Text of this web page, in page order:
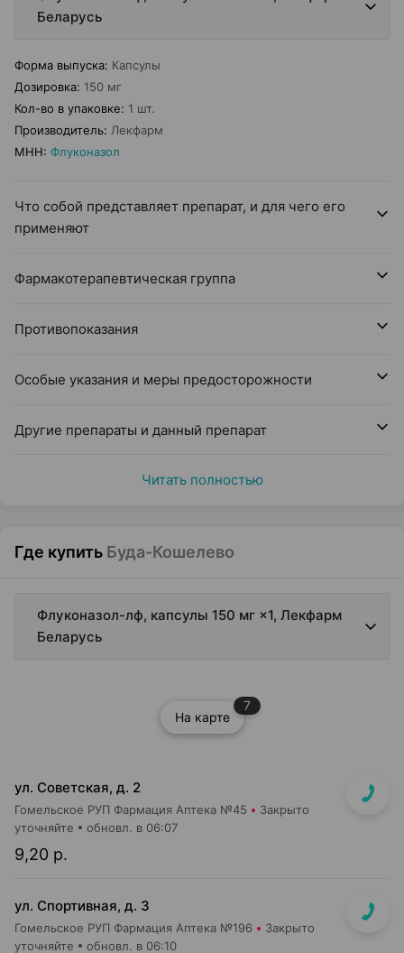
Беларусь
Форма выпуска: Капсулы
Дозировка: 150 мг
Кол-во в упаковке: 1 шт.
Производитель: Лекфарм
МНН: Флуконазол
Что собой представляет препарат, и для чего его
применяют
Фармакотерапевтическая группа
Противопоказания
Особые указания и меры предосторожности
Другие препараты и данный препарат
Читать полностью
Где купить Буда-Кошелево
Флуконазол-лф, капсулы 150 мг ×1, Лекфарм
Беларусь
На карте
7
ул. Советская, д. 2
Гомельское РУП Фармация Аптека №45 Закрыто
9,20 р.
уточняйте обновл. в 06:07
ул. Спортивная, д. 3
Гомельское РУП Фармация Аптека №196 Закрыто
уточняйте обновл. в 06:10